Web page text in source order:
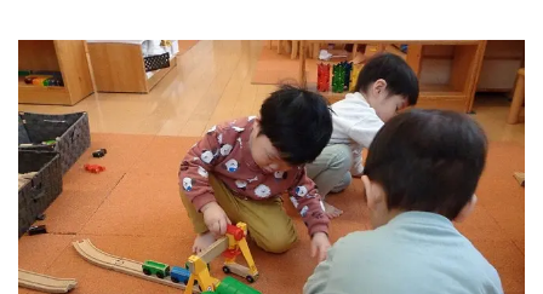
神奈川県 神奈川県 全域